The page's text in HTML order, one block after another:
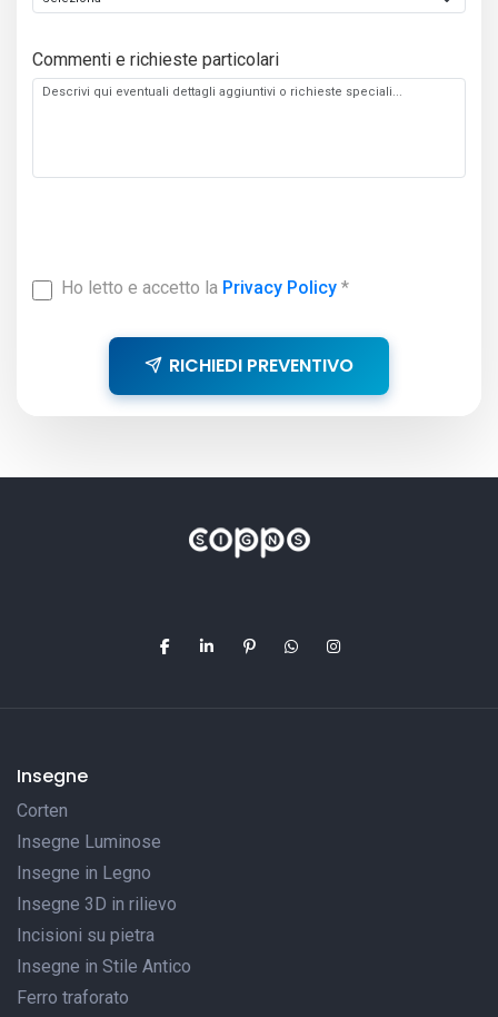
Commenti e richieste particolari
Ho letto e accetto la Privacy Policy*
RICHIEDI PREVENTIVO
Insegne
Corten
Insegne Luminose
Insegne in Legno
Insegne 3D in rilievo
Incisioni su pietra
Insegne in Stile Antico
Ferro traforato